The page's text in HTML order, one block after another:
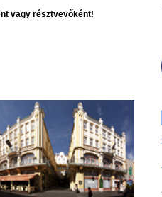
vagy résztvevőként!